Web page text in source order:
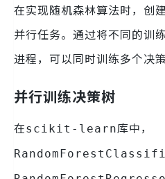
在实现随机森林算法时，创
并行任务。通过将不同的训
进程，可以同时训练多个决策
并行训练决策树
在scikit-learn库中，